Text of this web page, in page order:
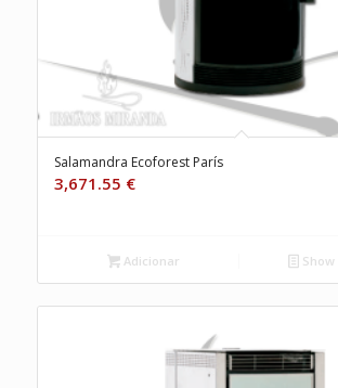
Salamandra Ecoforest París
3,671.55 €
Adicionar